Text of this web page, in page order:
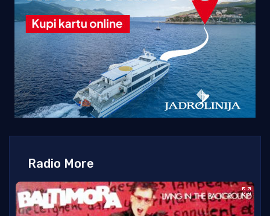
Radio More